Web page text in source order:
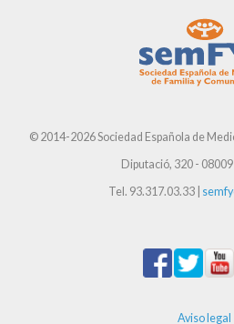
© 2014-2026 Sociedad Española de
Diputació, 320 -
Tel. 93.317.03.33 |
Aviso legal